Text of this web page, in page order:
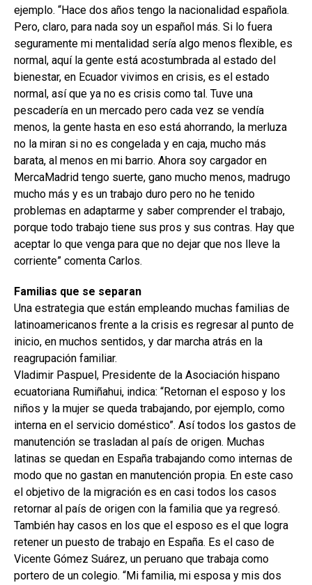
ejemplo. “Hace dos años tengo la nacionalidad española.
Pero, claro, para nada soy un español más. Si lo fuera
seguramente mi mentalidad sería algo menos flexible, es
normal, aquí la gente está acostumbrada al estado del
bienestar, en Ecuador vivimos en crisis, es el estado
normal, así que ya no es crisis como tal. Tuve una
pescadería en un mercado pero cada vez se vendía
menos, la gente hasta en eso está ahorrando, la merluza
no la miran si no es congelada y en caja, mucho más
barata, al menos en mi barrio. Ahora soy cargador en
MercaMadrid tengo suerte, gano mucho menos, madrugo
mucho más y es un trabajo duro pero no he tenido
problemas en adaptarme y saber comprender el trabajo,
porque todo trabajo tiene sus pros y sus contras. Hay que
aceptar lo que venga para que no dejar que nos lleve la
corriente” comenta Carlos.
Familias que se separan
Una estrategia que están empleando muchas familias de
latinoamericanos frente a la crisis es regresar al punto de
inicio, en muchos sentidos, y dar marcha atrás en la
reagrupación familiar.
Vladimir Paspuel, Presidente de la Asociación hispano
ecuatoriana Rumiñahui, indica: “Retornan el esposo y los
niños y la mujer se queda trabajando, por ejemplo, como
interna en el servicio doméstico”. Así todos los gastos de
manutención se trasladan al país de origen. Muchas
latinas se quedan en España trabajando como internas de
modo que no gastan en manutención propia. En este caso
el objetivo de la migración es en casi todos los casos
retornar al país de origen con la familia que ya regresó.
También hay casos en los que el esposo es el que logra
retener un puesto de trabajo en España. Es el caso de
Vicente Gómez Suárez, un peruano que trabaja como
portero de un colegio. “Mi familia, mi esposa y mis dos